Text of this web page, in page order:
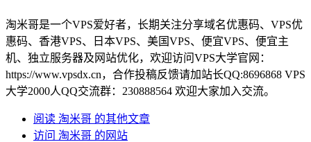
淘米哥是一个VPS爱好者，长期关注分享域名优惠码、VPS优
惠码、香港VPS、日本VPS、美国VPS、便宜VPS、便宜主
机、独立服务器及网站优化，欢迎访问VPS大学官网：
https://www.vpsdx.cn，合作投稿反馈请加站长QQ:8696868 VPS
大学2000人QQ交流群：230888564 欢迎大家加入交流。
阅读 淘米哥 的其他文章
访问 淘米哥 的网站